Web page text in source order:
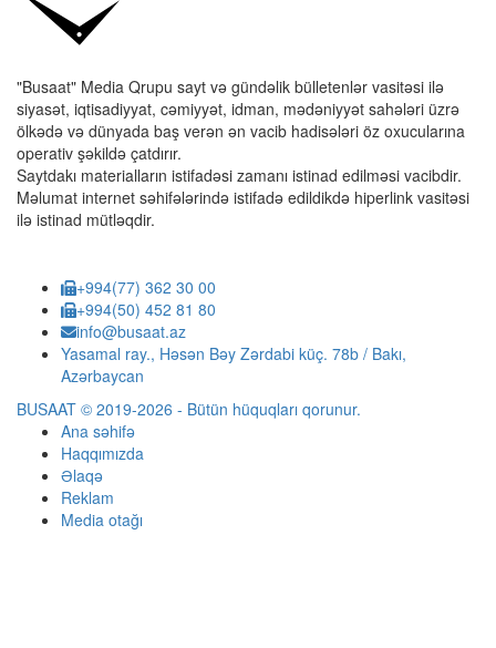
"Busaat" Media Qrupu sayt və gündəlik bülletenlər vasitəsi ilə
siyasət, iqtisadiyyat, cəmiyyət, idman, mədəniyyət sahələri üzrə
ölkədə və dünyada baş verən ən vacib hadisələri öz oxucularına
operativ şəkildə çatdırır.
Saytdakı materialların istifadəsi zamanı istinad edilməsi vacibdir.
Məlumat internet səhifələrində istifadə edildikdə hiperlink vasitəsi
ilə istinad mütləqdir.
+994(77) 362 30 00
+994(50) 452 81 80
info@busaat.az
Yasamal ray., Həsən Bəy Zərdabi küç. 78b / Bakı,
Azərbaycan
BUSAAT © 2019-2026 - Bütün hüquqları qorunur.
Ana səhifə
Haqqımızda
Əlaqə
Reklam
Media otağı